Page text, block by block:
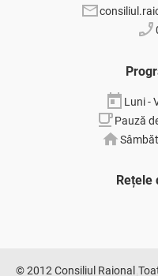
Luni -
Pauză
Rețele
© 2012 Consiliul Raional